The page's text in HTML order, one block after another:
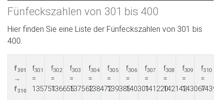
Fünfeckszahlen von 301 bis 400
Hier finden Sie eine Liste der Fünfeckszahlen von 301 bis
400.
f301
→
f310
f301
=
135751
f302
=
136655
f303
=
137562
f304
=
138472
f305
=
139385
f306
=
140301
f307
=
141220
f308
=
142142
f309
=
143067
f310
=